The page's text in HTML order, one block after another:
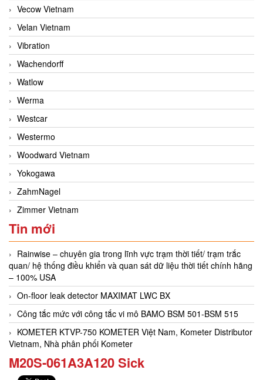
Vecow Vietnam
Velan Vietnam
Vibration
Wachendorff
Watlow
Werma
Westcar
Westermo
Woodward Vietnam
Yokogawa
ZahmNagel
Zimmer Vietnam
Tin mới
Rainwise – chuyên gia trong lĩnh vực trạm thời tiết/ trạm trắc
quan/ hệ thống điều khiển và quan sát dữ liệu thời tiết chính hãng
– 100% USA
On-floor leak detector MAXIMAT LWC BX
Công tắc mức với công tắc vi mô BAMO BSM 501-BSM 515
KOMETER KTVP-750 KOMETER Việt Nam, Kometer Distributor
Vietnam, Nhà phân phối Kometer
M20S-061A3A120​​​ Sick